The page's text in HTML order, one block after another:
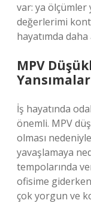
var: ya ölçümler
değerlerimi
hayatımda
MPV
İş hayatında
önemli. MPV
olması
yavaşlamaya
tempolarında
ofisime
çok yorgun ve